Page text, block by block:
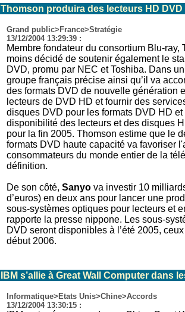
Thomson produira des lecteurs HD DVD
Grand public>France>Stratégie
13/12/2004 13:29:39 :
Membre fondateur du consortium Blu-ray,
moins décidé de soutenir également le
DVD, promu par NEC et Toshiba. Dans
groupe français précise ainsi qu’il va
des formats DVD de nouvelle génération
lecteurs de DVD HD et fournir des
disques DVD pour les formats DVD HD et
disponibilité des lecteurs et des disques
pour la fin 2005. Thomson estime que le
formats DVD haute capacité va favoriser
consommateurs du monde entier de la
définition.
De son côté, Sanyo va investir 10
d’euros) en deux ans pour lancer une
sous-systèmes optiques pour lecteurs et
rapporte la presse nippone. Les sous-
DVD seront disponibles à l’été 2005,
début 2006.
IBM s’allie à Great Wall Computer dans
Informatique>Etats Unis>Chine>Accords
13/12/2004 13:30:15 :